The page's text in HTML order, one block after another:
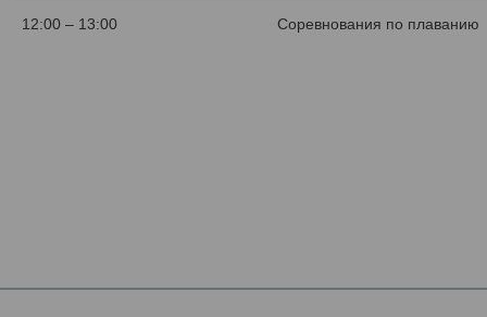
12:00 – 13:00 Соревнования по плаванию